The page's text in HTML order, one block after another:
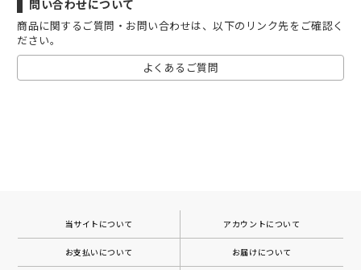
問い合わせについて
商品に関するご質問・お問い合わせは、以下のリンク先をご確認く
ださい。
よくあるご質問
当サイトについて アカウントについて
お支払いについて お届けについて